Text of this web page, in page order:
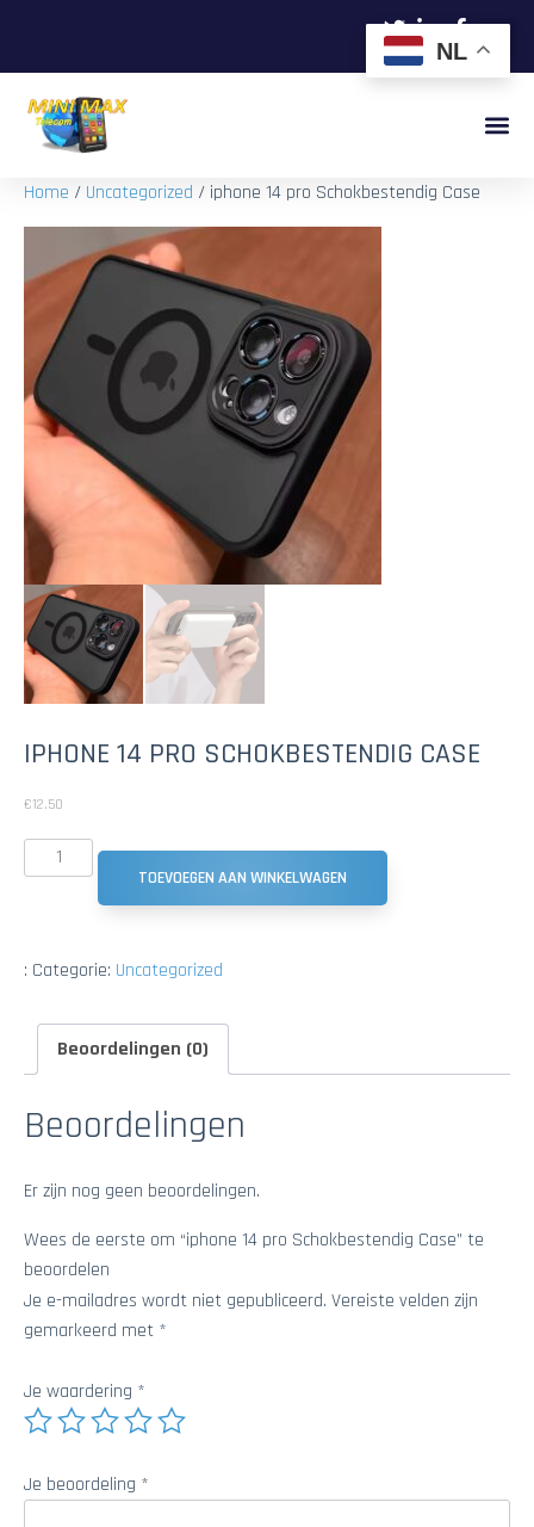
Home / Uncategorized / iphone 14 pro Schokbestendig Case
IPHONE 14 PRO SCHOKBESTENDIG CASE
€12.50
TOEVOEGEN AAN WINKELWAGEN
: Categorie: Uncategorized
Beoordelingen (0)
Beoordelingen
Er zijn nog geen beoordelingen.
Wees de eerste om “iphone 14 pro Schokbestendig Case” te
beoordelen
Je e-mailadres wordt niet gepubliceerd. Vereiste velden zijn
gemarkeerd met *
Je waardering *
Je beoordeling *
NL